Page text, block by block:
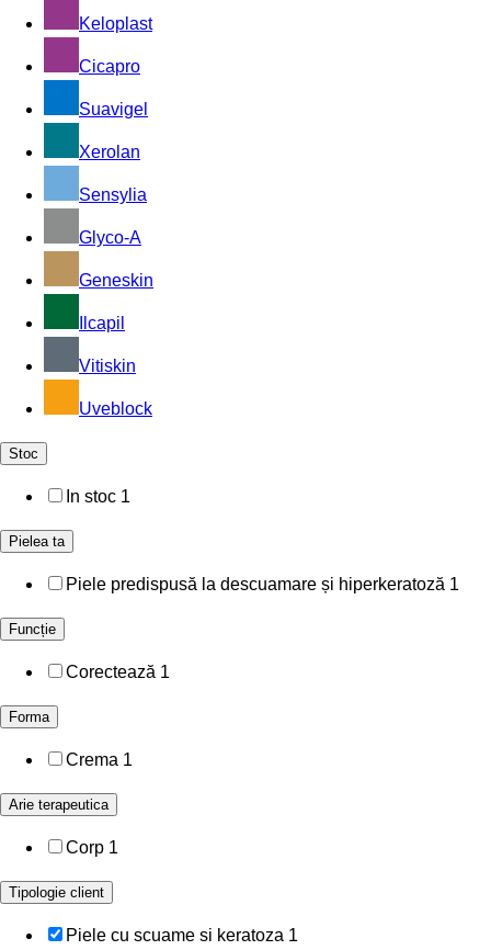
Keloplast
Cicapro
Suavigel
Xerolan
Sensylia
Glyco-A
Geneskin
Ilcapil
Vitiskin
Uveblock
Stoc
In stoc 1
Pielea ta
Piele predispusă la descuamare și hiperkeratoză 1
Funcție
Corectează 1
Forma
Crema 1
Arie terapeutica
Corp 1
Tipologie client
Piele cu scuame si keratoza 1